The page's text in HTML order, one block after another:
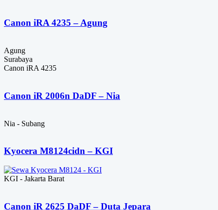
Canon iRA 4235 – Agung
Agung
Surabaya
Canon iRA 4235
Canon iR 2006n DaDF – Nia
Nia - Subang
Kyocera M8124cidn – KGI
KGI - Jakarta Barat
Canon iR 2625 DaDF – Duta Jepara